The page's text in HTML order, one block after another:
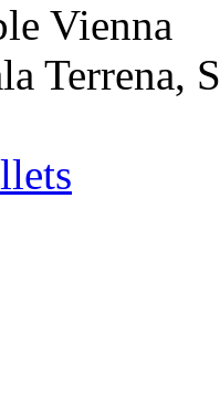
Vienna
Terrena,